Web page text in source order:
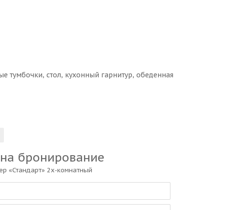
тумбочки, стол, кухонный гарнитур, обеденная
бронирование
«Стандарт» 2х-комнатный